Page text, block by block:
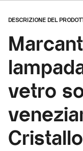
DESCRIZIONE DEL
vetro